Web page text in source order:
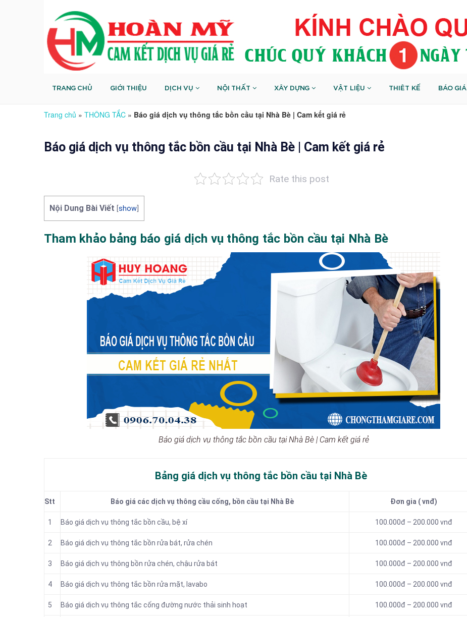
TRANG CHỦ GIỚI THIỆU DỊCH VỤ NỘI THẤT XÂY DỰNG VẬT LIỆU THIÊT KẾ BÁO GIÁ
Trang chủ » THÔNG TẮC » Báo giá dịch vụ thông tắc bồn cầu tại Nhà Bè | Cam kết giá rẻ
Báo giá dịch vụ thông tắc bồn cầu tại Nhà Bè | Cam kết giá rẻ
Rate this post
Nội Dung Bài Viết show
Tham khảo bảng báo giá dịch vụ thông tắc bồn cầu tại Nhà Bè
Báo giá dịch vụ thông tắc bồn cầu tại Nhà Bè | Cam kết giá rẻ
Bảng giá dịch vụ thông tắc bồn cầu tại Nhà Bè
Stt Báo giá các dịch vụ thông cầu cống, bồn cầu tại Nhà Bè Đơn gia ( vnđ)
1 Báo giá dịch vụ thông tắc bồn cầu, bệ xí 100.000đ – 200.000 vnđ
2 Báo giá dịch vụ thông tắc bồn rửa bát, rửa chén 100.000đ – 200.000 vnđ
3 Báo giá dịch vụ thông bồn rửa chén, chậu rửa bát 100.000đ – 200.000 vnđ
4 Báo giá dịch vụ thông tắc bồn rửa mặt, lavabo 100.000đ – 200.000 vnđ
5 ‎Báo giá dịch vụ thông tắc cống đường nước thải sinh hoạt 100.000đ – 200.000 vnđ